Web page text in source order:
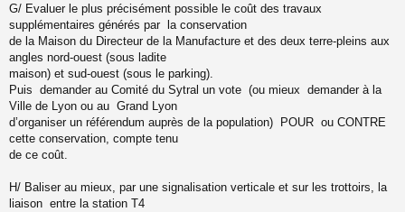
G/ Evaluer le plus précisément possible le coût des travaux
supplémentaires générés par la conservation
de la Maison du Directeur de la Manufacture et des deux terre-pleins aux
angles nord-ouest (sous ladite
maison) et sud-ouest (sous le parking).
Puis demander au Comité du Sytral un vote (ou mieux demander à la
Ville de Lyon ou au Grand Lyon
d’organiser un référendum auprès de la population) POUR ou CONTRE
cette conservation, compte tenu
de ce coût.
H/ Baliser au mieux, par une signalisation verticale et sur les trottoirs, la
liaison entre la station T4